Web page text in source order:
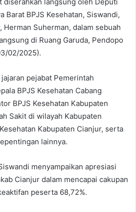
diserahkan langsung oleh Deputi
Barat BPJS Kesehatan, Siswandi,
Herman Suherman, dalam sebuah
di Ruang Garuda, Pendopo
02/2025).
pejabat Pemerintah
BPJS Kesehatan Cabang
BPJS Kesehatan Kabupaten
Sakit di wilayah Kabupaten
Kabupaten Cianjur, serta
lainnya.
menyampaikan apresiasi
Cianjur dalam mencapai cakupan
peserta 68,72%.